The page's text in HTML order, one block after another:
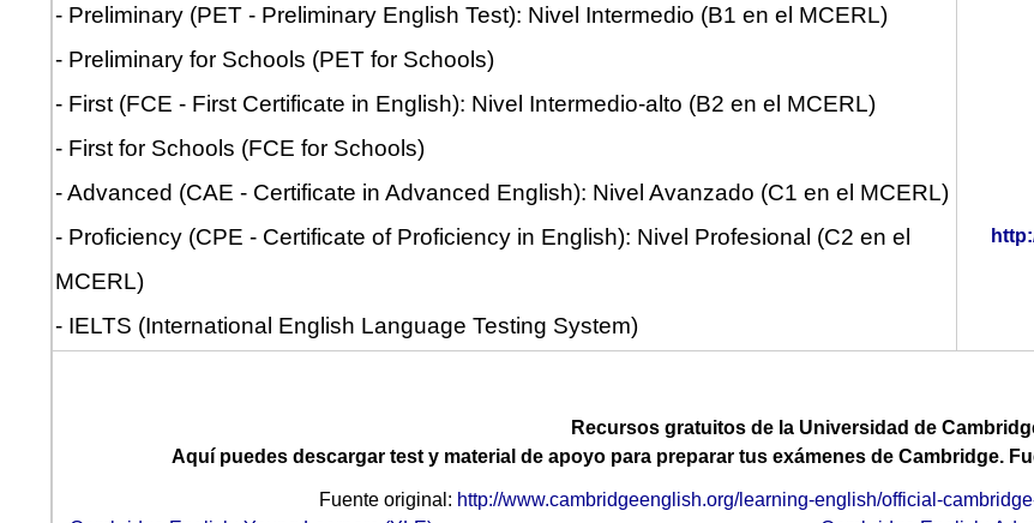
- Preliminary (PET - Preliminary English Test): Nivel Intermedio (B1 en el MCERL)
- Preliminary for Schools (PET for Schools)
- First (FCE - First Certificate in English): Nivel Intermedio-alto (B2 en el MCERL)
- First for Schools (FCE for Schools)
- Advanced (CAE - Certificate in Advanced English): Nivel Avanzado (C1 en el MCERL)
- Proficiency (CPE - Certificate of Proficiency in English): Nivel Profesional (C2 en el
MCERL)
- IELTS (International English Language Testing System)
Recursos gratuitos de la Universidad de
Aquí puedes descargar test y material de apoyo para preparar tus exámenes de Cambridge.
Fuente original: http://www.cambridgeenglish.org/learning-english/official-